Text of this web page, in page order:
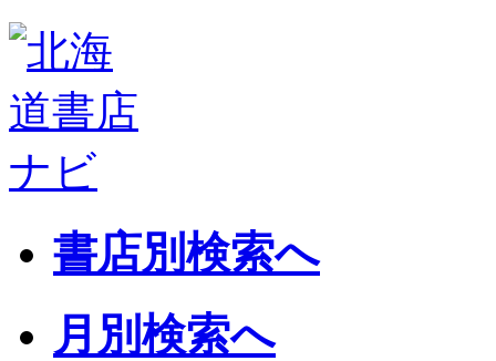
書店別検索へ
月別検索へ